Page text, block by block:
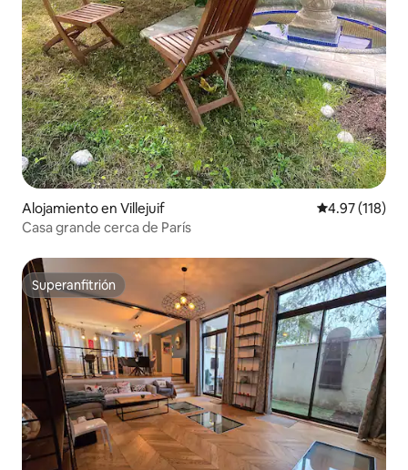
Alojamiento en Villejuif Calificación
4.97 (118)
Casa grande cerca de París
Superanfitrión
Superanfitrión